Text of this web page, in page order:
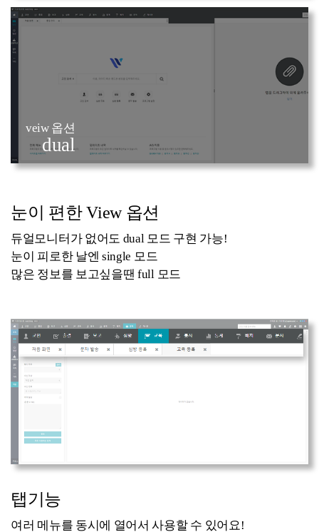
눈이 편한 View 옵션
듀얼모니터가 없어도 dual 모드 구현 가능!
눈이 피로한 날엔 single 모드
많은 정보를 보고싶을땐 full 모드
veiw 옵션
dual
탭기능
여러 메뉴를 동시에 열어서 사용할 수 있어요!